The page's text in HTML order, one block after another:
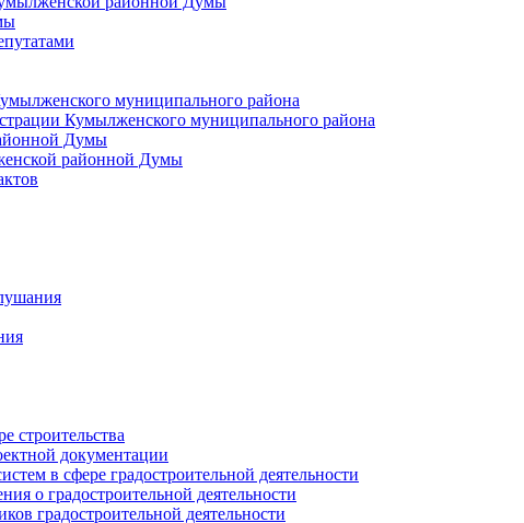
муниципального района
Кумылженского муниципального района
Думы
районной Думы
строительства
документации
в сфере градостроительной деятельности
о градостроительной деятельности
градостроительной деятельности